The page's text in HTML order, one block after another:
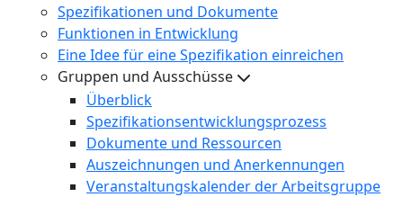
Spezifikationen und Dokumente
Funktionen in Entwicklung
Eine Idee für eine Spezifikation einreichen
Gruppen und Ausschüsse
Überblick
Spezifikationsentwicklungsprozess
Dokumente und Ressourcen
Auszeichnungen und Anerkennungen
Veranstaltungskalender der Arbeitsgruppe